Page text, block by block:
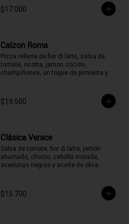
$17.000
Calzon Roma
Pizza rellena de fior di latte, salsa de
tomate, ricotta, jamon cocido,
champiñones, un toque de pimienta y
$19.500
Clásica Verace
Salsa de tomate, fior di latte, jamón
ahumado, choclo, cebolla morada,
aceitunas negras y aceite de oliva.
$15.700